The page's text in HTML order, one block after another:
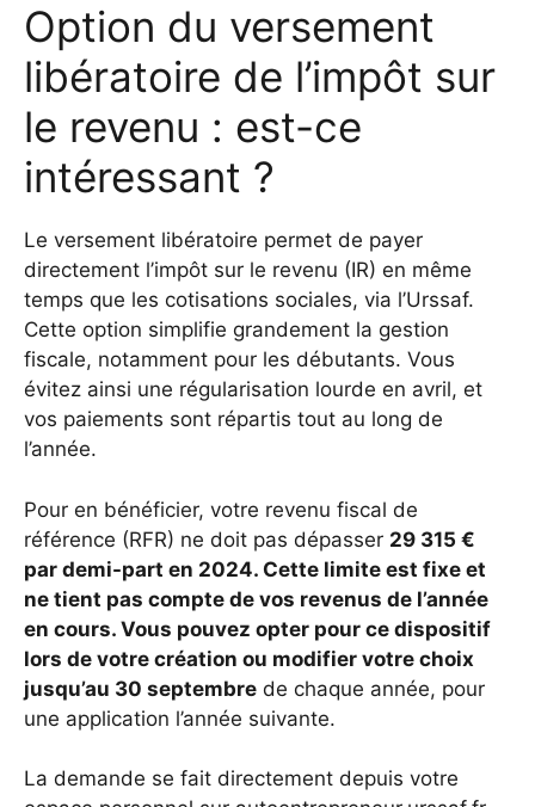
Option du versement
libératoire de l’impôt sur
le revenu : est-ce
intéressant ?
Le versement libératoire permet de payer
directement l’impôt sur le revenu (IR) en même
temps que les cotisations sociales, via l’Urssaf.
Cette option simplifie grandement la gestion
fiscale, notamment pour les débutants. Vous
évitez ainsi une régularisation lourde en avril, et
vos paiements sont répartis tout au long de
l’année.
Pour en bénéficier, votre revenu fiscal de
référence (RFR) ne doit pas dépasser 29 315 €
par demi-part en 2024. Cette limite est fixe et
ne tient pas compte de vos revenus de l’année
en cours. Vous pouvez opter pour ce dispositif
lors de votre création ou modifier votre choix
jusqu’au 30 septembre de chaque année, pour
une application l’année suivante.
La demande se fait directement depuis votre